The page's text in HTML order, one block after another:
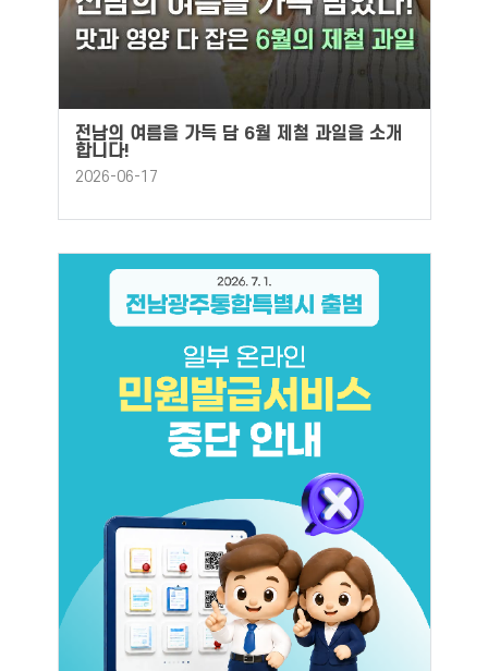
전남의 여름을 가득 담 6월 제철 과일을 소개
합니다!
2026-06-17